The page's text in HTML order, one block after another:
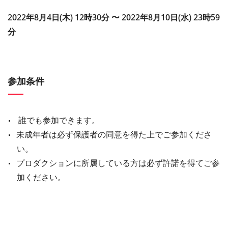
2022年8月4日(木) 12時30分 〜 2022年8月10日(水) 23時59
分
参加条件
誰でも参加できます。
未成年者は必ず保護者の同意を得た上でご参加くださ
い。
プロダクションに所属している方は必ず許諾を得てご参
加ください。